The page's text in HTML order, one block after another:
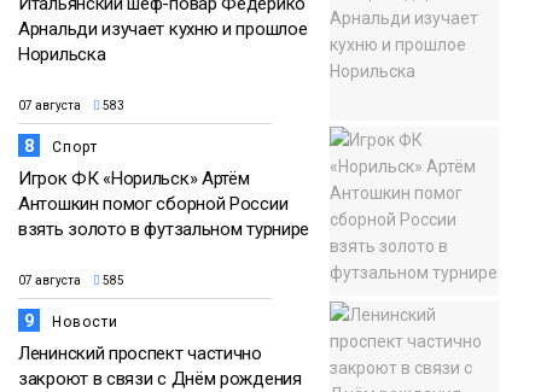
Арнальди изучает кухню и прошлое
Норильска
07 августа 583
8 Спорт
Игрок ФК «Норильск» Артём
Антошкин помог сборной России
взять золото в футзальном турнире
07 августа 585
9 Новости
Ленинский проспект частично
закроют в связи с Днём рождения